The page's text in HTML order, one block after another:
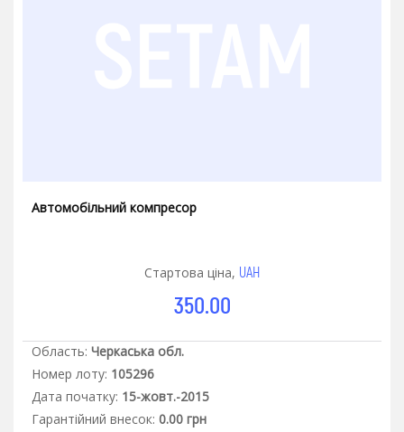
Автомобільний компресор
Стартова ціна, UAH
350.00
Область: Черкаська обл.
Номер лоту: 105296
Дата початку: 15-жовт.-2015
Гарантiйний внесок: 0.00 грн